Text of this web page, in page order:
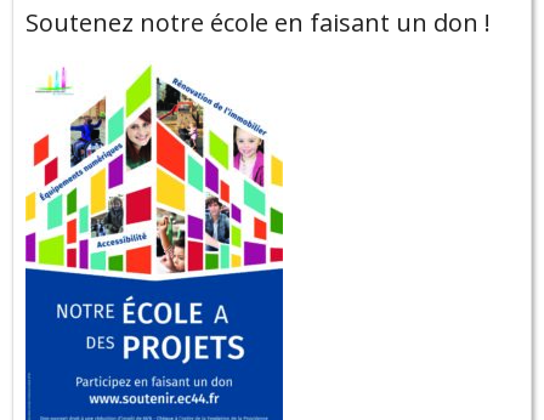
Soutenez notre école en faisant un don !